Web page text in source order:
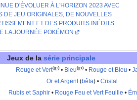
D'ÉVOLUER À L'HORIZON 2023 AVEC
DE JEU ORIGINALES, DE NOUVELLES
ET DES PRODUITS INÉDITS
LA JOURNÉE POKÉMON
Jeux de la série principale
Rouge et Vert(jp)• Bleu(jp)• Rouge et Bleu •
Or et Argent(bêta) • Cristal
Rubis et Saphir• Rouge Feu et Vert Feuille •